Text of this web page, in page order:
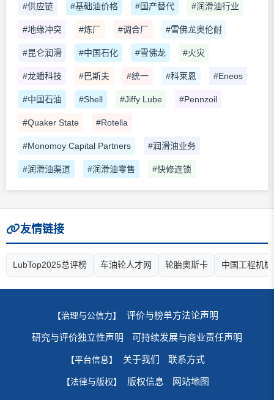
#供应链 #基础油价格 #国产替代 #润滑油行业
#地缘冲突 #炼厂 #调合厂 #雪佛龙奥伦耐
#昆仑润滑 #中国石化 #雪佛龙 #火灾
#龙蟠科技 #巴斯夫 #统一 #科莱恩 #Eneos
#中国石油 #Shell #Jiffy Lube #Pennzoil
#Quaker State #Rotella
#Monomoy Capital Partners #润滑油业务
#润滑油渠道 #润滑油零售 #快修连锁
友情链接
LubTop2025总评榜 车油轮人才网 轮胎奥斯卡 中国工程机
【治理与公信力】 评价与榜单方法论声明
研究与评价独立性声明 可持续发展与商业责任声明
【平台信息】 关于我们 联系方式
【法律与版权】 版权信息 网站地图